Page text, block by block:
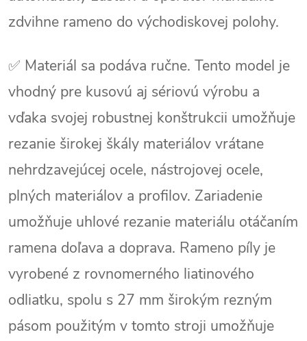
zdvihne rameno do východiskovej polohy.
✅ Materiál sa podáva ručne. Tento model je
vhodný pre kusovú aj sériovú výrobu a
vďaka svojej robustnej konštrukcii umožňuje
rezanie širokej škály materiálov vrátane
nehrdzavejúcej ocele, nástrojovej ocele,
plných materiálov a profilov. Zariadenie
umožňuje uhlové rezanie materiálu otáčaním
ramena doľava a doprava. Rameno píly je
vyrobené z rovnomerného liatinového
odliatku, spolu s 27 mm širokým rezným
pásom použitým v tomto stroji umožňuje